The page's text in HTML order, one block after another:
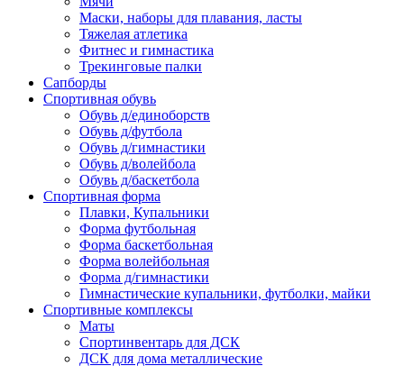
Маски, наборы для плавания, ласты
Тяжелая атлетика
Фитнес и гимнастика
Трекинговые палки
Сапборды
Спортивная обувь
Обувь д/единоборств
Обувь д/футбола
Обувь д/гимнастики
Обувь д/волейбола
Обувь д/баскетбола
Спортивная форма
Плавки, Купальники
Форма футбольная
Форма баскетбольная
Форма волейбольная
Форма д/гимнастики
Гимнастические купальники, футболки, майки
Спортивные комплексы
Маты
Спортинвентарь для ДСК
ДСК для дома металлические